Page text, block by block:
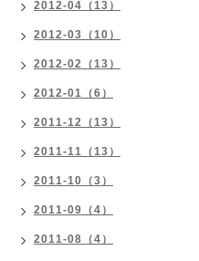
2012-04（13）
2012-03（10）
2012-02（13）
2012-01（6）
2011-12（13）
2011-11（13）
2011-10（3）
2011-09（4）
2011-08（4）